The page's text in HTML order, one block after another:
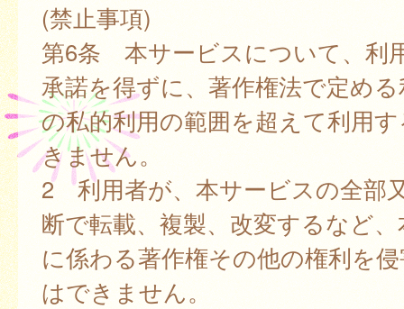
(禁止事項)
第6条 本サービスについて、利
承諾を得ずに、著作権法で定め
の私的利用の範囲を超えて利用
きません。
2 利用者が、本サービスの全部
断で転載、複製、改変するなど
に係わる著作権その他の権利を
はできません。